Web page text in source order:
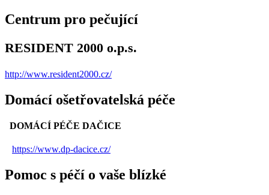
Centrum pro pečující
RESIDENT 2000 o.p.s.
http://www.resident2000.cz/
Domácí ošetřovatelská péče
DOMÁCÍ PÉČE DAČICE
https://www.dp-dacice.cz/
Pomoc s péčí o vaše blízké